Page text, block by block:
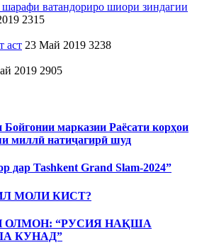
ватандориро шиори зиндагии
2315
аст 23 Май 2019 3238
2019 2905
марказии Раёсати корҳои
миллӣ натиҷагирӣ шуд
дар Tashkent Grand Slam-2024”
МОЛИ КИСТ?
ОЛМОН: “РУСИЯ НАҚША
КУНАД”